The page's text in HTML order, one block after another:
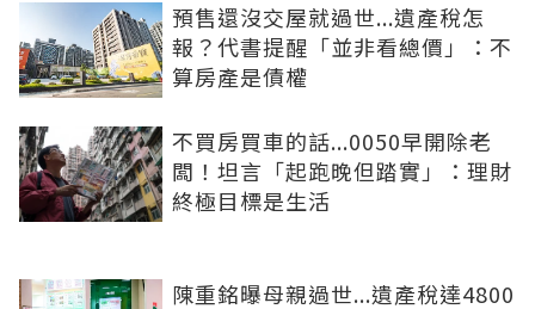
預售還沒交屋就過世...遺產稅怎
報？代書提醒「並非看總價」：不
算房產是債權
不買房買車的話...0050早開除老
闆！坦言「起跑晚但踏實」：理財
終極目標是生活
陳重銘曝母親過世...遺產稅達4800